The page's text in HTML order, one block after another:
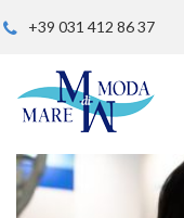
+39 031 412 86 37